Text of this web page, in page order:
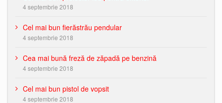
4 septembrie 2018
Cel mai bun fierăstrău pendular
4 septembrie 2018
Cea mai bună freză de zăpadă pe benzină
4 septembrie 2018
Cel mai bun pistol de vopsit
4 septembrie 2018